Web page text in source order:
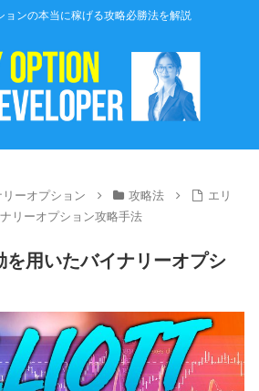
ョンの本当に稼げる攻略必勝法を解説
リーオプション 攻略法
エリ
リーオプション攻略手法
を用いたバイナリーオプシ